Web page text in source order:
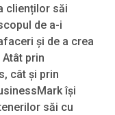
clienților săi
de a-i
și de a crea
prin
cât și prin
își
săi cu